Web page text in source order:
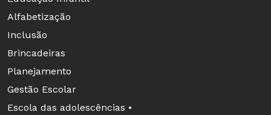
Alfabetização
Inclusão
Brincadeiras
Planejamento
Gestão Escolar
Escola das adolescências •